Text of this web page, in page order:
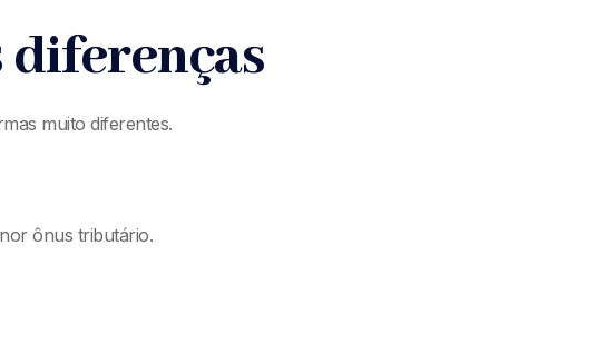
diferenças
muito diferentes.
ônus tributário.